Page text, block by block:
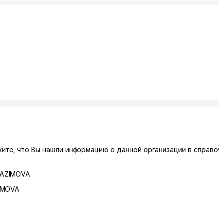
что Вы нашли информацию о данной организации в